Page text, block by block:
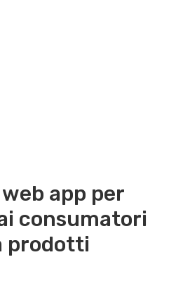
app per
consumatori
prodotti